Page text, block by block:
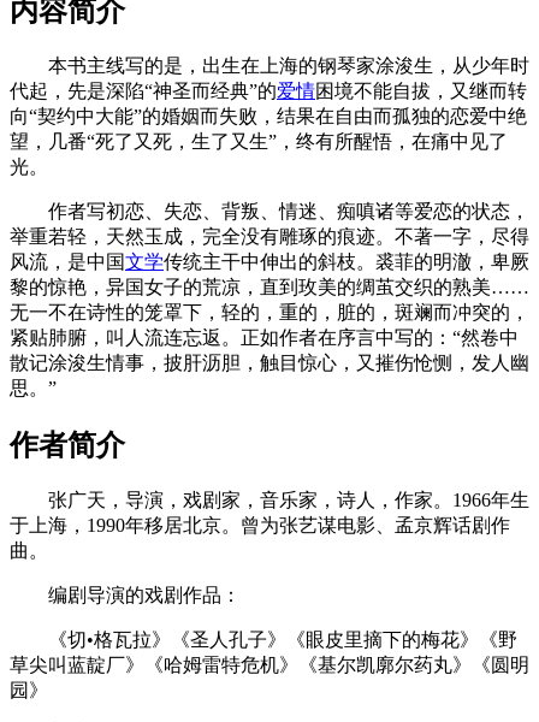
内容简介
本书主线写的是，出生在上海的钢琴家涂浚生，从少年时
代起，先是深陷“神圣而经典”的爱情困境不能自拔，又继而转
向“契约中大能”的婚姻而失败，结果在自由而孤独的恋爱中绝
望，几番“死了又死，生了又生”，终有所醒悟，在痛中见了
光。
作者写初恋、失恋、背叛、情迷、痴嗔诸等爱恋的状态，
举重若轻，天然玉成，完全没有雕琢的痕迹。不著一字，尽得
风流，是中国文学传统主干中伸出的斜枝。裘菲的明澈，卑厥
黎的惊艳，异国女子的荒凉，直到玫美的绸茧交织的熟美……
无一不在诗性的笼罩下，轻的，重的，脏的，斑斓而冲突的，
紧贴肺腑，叫人流连忘返。正如作者在序言中写的：“然卷中
散记涂浚生情事，披肝沥胆，触目惊心，又摧伤怆恻，发人幽
思。”
作者简介
张广天，导演，戏剧家，音乐家，诗人，作家。1966年生
于上海，1990年移居北京。曾为张艺谋电影、孟京辉话剧作
曲。
编剧导演的戏剧作品：
《切•格瓦拉》《圣人孔子》《眼皮里摘下的梅花》《野
草尖叫蓝靛厂》《哈姆雷特危机》《基尔凯廓尔药丸》《圆明
园》